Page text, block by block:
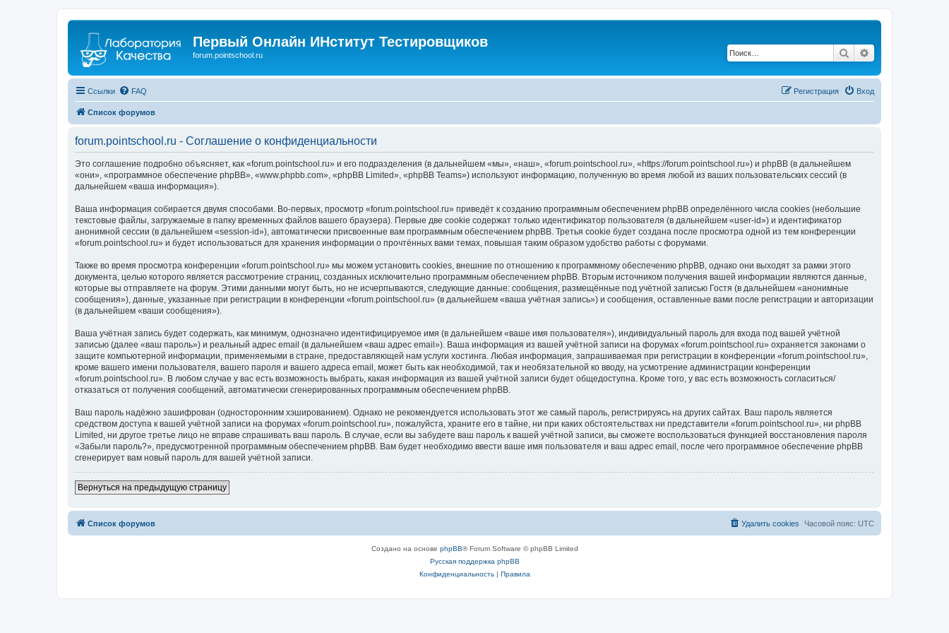
Первый Онлайн ИНститут Тестировщиков
forum.pointschool.ru Поиск
Ссылки FAQ Вход
Регистрация
Список форумов
forum.pointschool.ru - Соглашение о конфиденциальности
Это соглашение подробно объясняет, как «forum.pointschool.ru» и его подразделения (в дальнейшем «мы», «наш», «forum.pointschool.ru», «https://forum.pointschool.ru») и phpBB (в дальнейшем
«они», «программное обеспечение phpBB», «www.phpbb.com», «phpBB Limited», «phpBB Teams») используют информацию, полученную во время любой из ваших пользовательских сессий (в
дальнейшем «ваша информация»).
Ваша информация собирается двумя способами. Во-первых, просмотр «forum.pointschool.ru» приведёт к созданию программным обеспечением phpBB определённого числа cookies (небольшие
текстовые файлы, загружаемые в папку временных файлов вашего браузера). Первые две cookie содержат только идентификатор пользователя (в дальнейшем «user-id») и идентификатор
анонимной сессии (в дальнейшем «session-id»), автоматически присвоенные вам программным обеспечением phpBB. Третья cookie будет создана после просмотра одной из тем конференции
«forum.pointschool.ru» и будет использоваться для хранения информации о прочтённых вами темах, повышая таким образом удобство работы с форумами.
Также во время просмотра конференции «forum.pointschool.ru» мы можем установить cookies, внешние по отношению к программному обеспечению phpBB, однако они выходят за рамки этого
документа, целью которого является рассмотрение страниц, созданных исключительно программным обеспечением phpBB. Вторым источником получения вашей информации являются данные,
которые вы отправляете на форум. Этими данными могут быть, но не исчерпываются, следующие данные: сообщения, размещённые под учётной записью Гостя (в дальнейшем «анонимные
сообщения»), данные, указанные при регистрации в конференции «forum.pointschool.ru» (в дальнейшем «ваша учётная запись») и сообщения, оставленные вами после регистрации и авторизации
(в дальнейшем «ваши сообщения»).
Ваша учётная запись будет содержать, как минимум, однозначно идентифицируемое имя (в дальнейшем «ваше имя пользователя»), индивидуальный пароль для входа под вашей учётной
записью (далее «ваш пароль») и реальный адрес email (в дальнейшем «ваш адрес email»). Ваша информация из вашей учётной записи на форумах «forum.pointschool.ru» охраняется законами о
защите компьютерной информации, применяемыми в стране, предоставляющей нам услуги хостинга. Любая информация, запрашиваемая при регистрации в конференции «forum.pointschool.ru»,
кроме вашего имени пользователя, вашего пароля и вашего адреса email, может быть как необходимой, так и необязательной ко вводу, на усмотрение администрации конференции
«forum.pointschool.ru». В любом случае у вас есть возможность выбрать, какая информация из вашей учётной записи будет общедоступна. Кроме того, у вас есть возможность согласиться/
отказаться от получения сообщений, автоматически сгенерированных программным обеспечением phpBB.
Ваш пароль надёжно зашифрован (односторонним хэшированием). Однако не рекомендуется использовать этот же самый пароль, регистрируясь на других сайтах. Ваш пароль является
средством доступа к вашей учётной записи на форумах «forum.pointschool.ru», пожалуйста, храните его в тайне, ни при каких обстоятельствах ни представители «forum.pointschool.ru», ни phpBB
Limited, ни другое третье лицо не вправе спрашивать ваш пароль. В случае, если вы забудете ваш пароль к вашей учётной записи, вы сможете воспользоваться функцией восстановления пароля
«Забыли пароль?», предусмотренной программным обеспечением phpBB. Вам будет необходимо ввести ваше имя пользователя и ваш адрес email, после чего программное обеспечение phpBB
сгенерирует вам новый пароль для вашей учётной записи.
Вернуться на предыдущую страницу
Список форумов Часовой пояс: UTC
Удалить cookies
Создано на основе phpBB® Forum Software © phpBB Limited
Русская поддержка phpBB
Конфиденциальность| Правила